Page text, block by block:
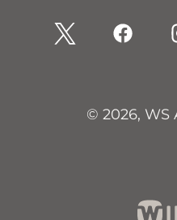
© 2026, WS